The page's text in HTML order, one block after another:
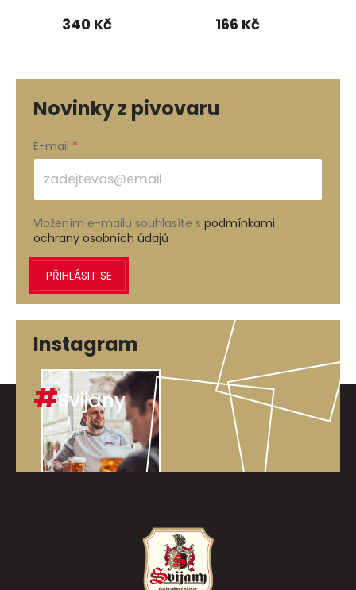
řezaná 11%
340 Kč 166 Kč
Novinky z pivovaru
E-mail
Vložením e-mailu souhlasíte s podmínkami
ochrany osobních údajů
PŘIHLÁSIT SE
Instagram
#Svijany